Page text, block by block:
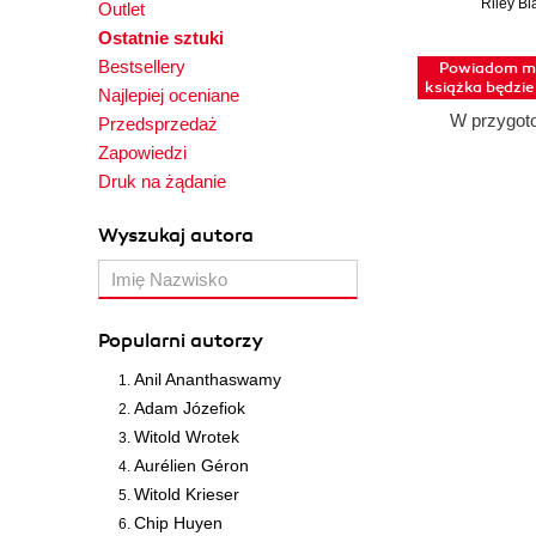
Outlet
Ostatnie sztuki
Bestsellery
Najlepiej oceniane
Przedsprzedaż
Zapowiedzi
Druk na żądanie
Wyszukaj autora
Popularni autorzy
Anil Ananthaswamy
Adam Józefiok
Witold Wrotek
Aurélien Géron
Witold Krieser
Chip Huyen
historiaRiley
Powiadom
książka
W